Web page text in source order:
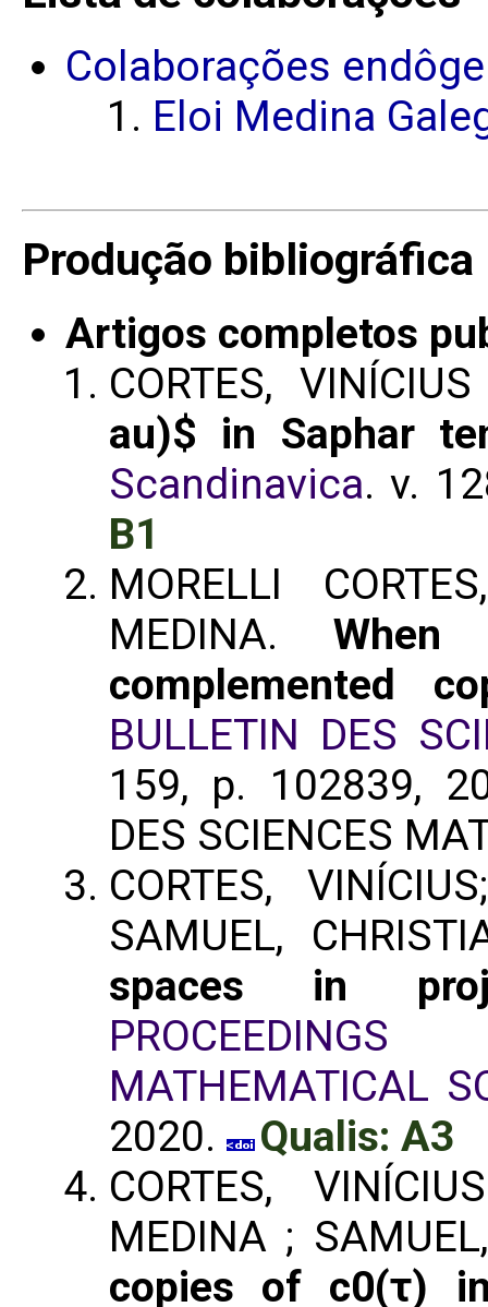
Colaborações
Eloi Medina
Produção bibliográfica
Artigos completos
CORTES,
au)$ in Saphar
Scandinavica. v.
B1
MORELLI
MEDINA.
complemented
BULLETIN DES
159, p. 102839,
DES SCIENCES
CORTES,
SAMUEL,
spaces in
MATHEMATICAL
2020.
Qualis: A3
CORTES,
MEDINA ;
copies of c0(τ)